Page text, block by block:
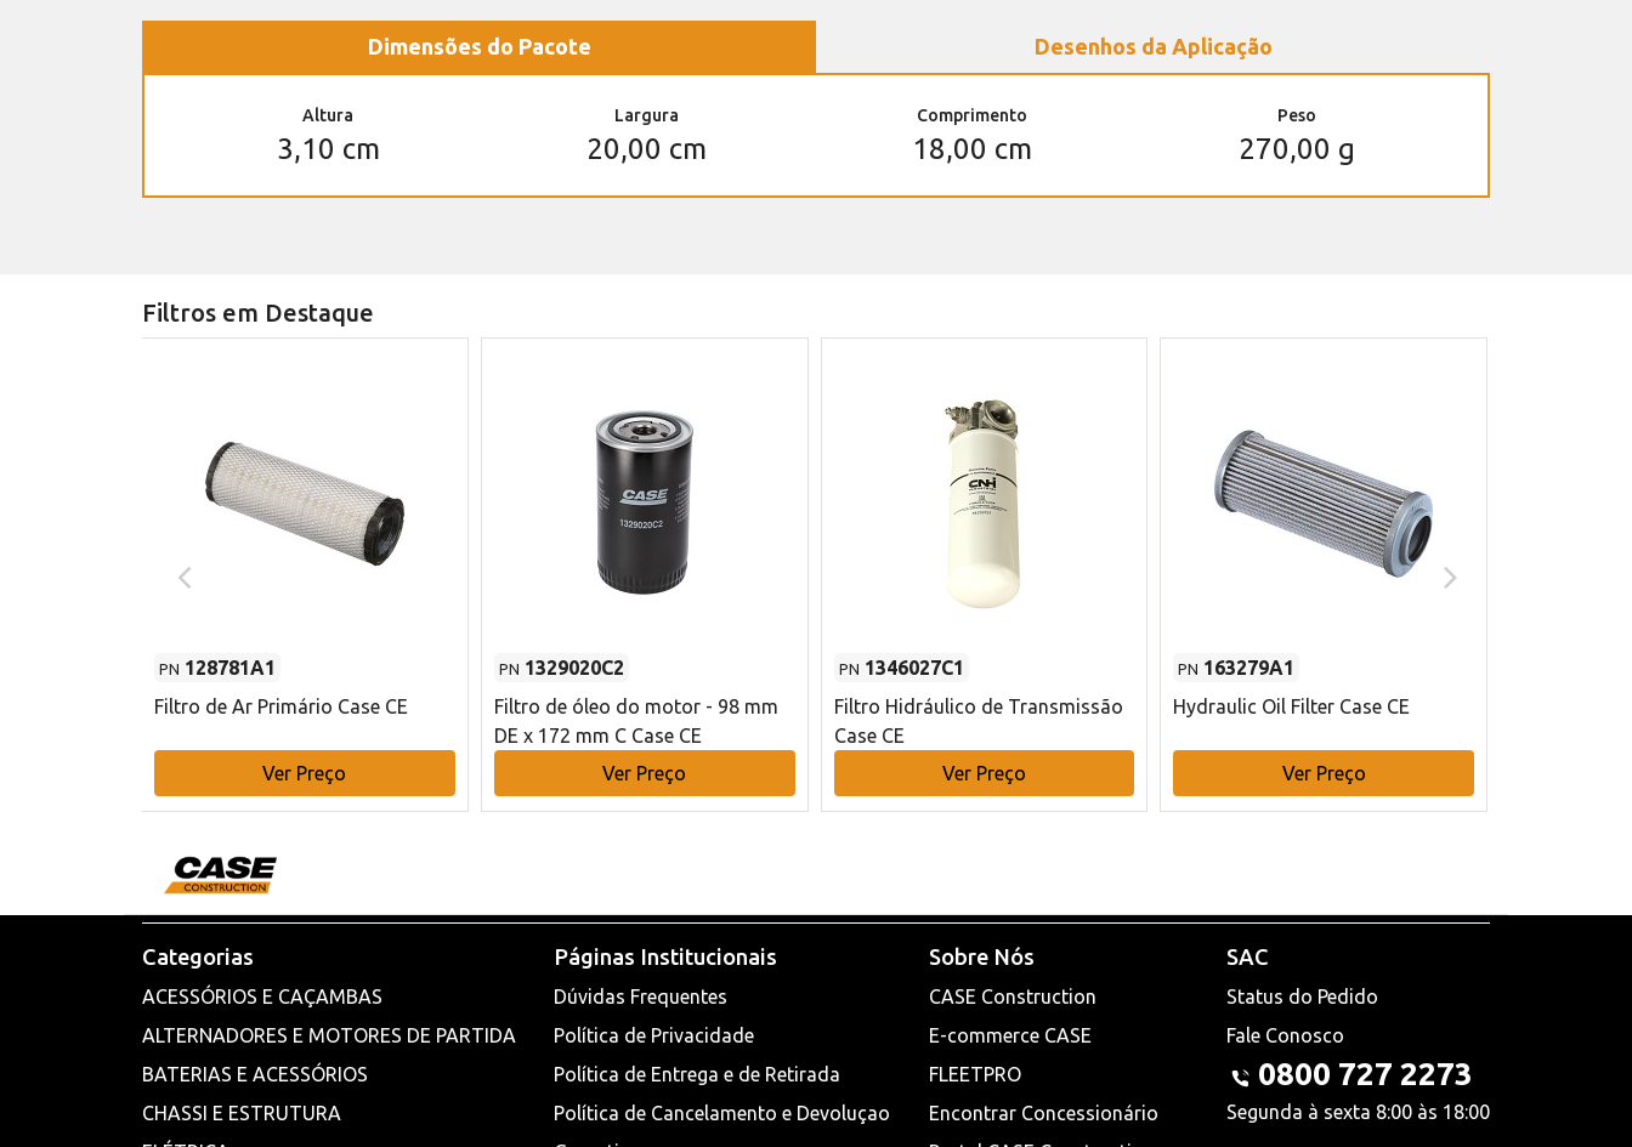
Dimensões do Pacote Desenhos da Aplicação
Altura
3,10 cm
Largura
20,00 cm
Comprimento
18,00 cm
Peso
270,00 g
Filtros em Destaque
PN 128781A1
Filtro de Ar Primário Case CE
Ver Preço
PN 1329020C2
Filtro de óleo do motor - 98 mm
DE x 172 mm C Case CE
Ver Preço
PN 1346027C1
Filtro Hidráulico de Transmissão
Case CE
Ver Preço
PN 163279A1
Hydraulic Oil Filter Case CE
Ver Preço
Categorias
ACESSÓRIOS E CAÇAMBAS
ALTERNADORES E MOTORES DE PARTIDA
BATERIAS E ACESSÓRIOS
CHASSI E ESTRUTURA
Páginas Institucionais
Dúvidas Frequentes
Política de Privacidade
Política de Entrega e de Retirada
Política de Cancelamento e Devoluçao
Sobre Nós
CASE Construction
E-commerce CASE
FLEETPRO
Encontrar Concessionário
SAC
Status do Pedido
Fale Conosco
0800 727 2273
Segunda à sexta 8:00 às 18:00